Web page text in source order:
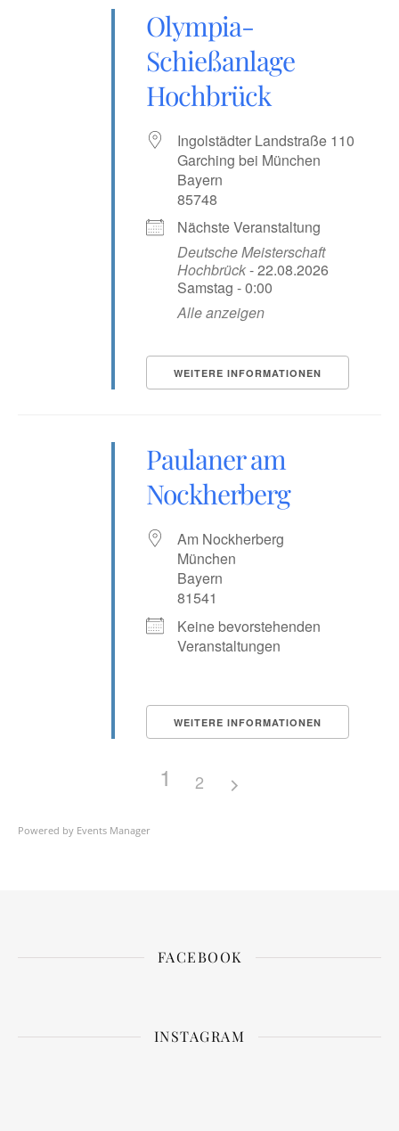
Olympia-
Schießanlage
Hochbrück
Ingolstädter Landstraße 110
Garching bei München
Bayern
85748
Nächste Veranstaltung
Deutsche Meisterschaft
Hochbrück- 22.08.2026
Samstag - 0:00
Alle anzeigen
WEITERE INFORMATIONEN
Paulaner am
Nockherberg
Am Nockherberg
München
Bayern
81541
Keine bevorstehenden
Veranstaltungen
WEITERE INFORMATIONEN
1 2
Powered by Events Manager
FACEBOOK
INSTAGRAM